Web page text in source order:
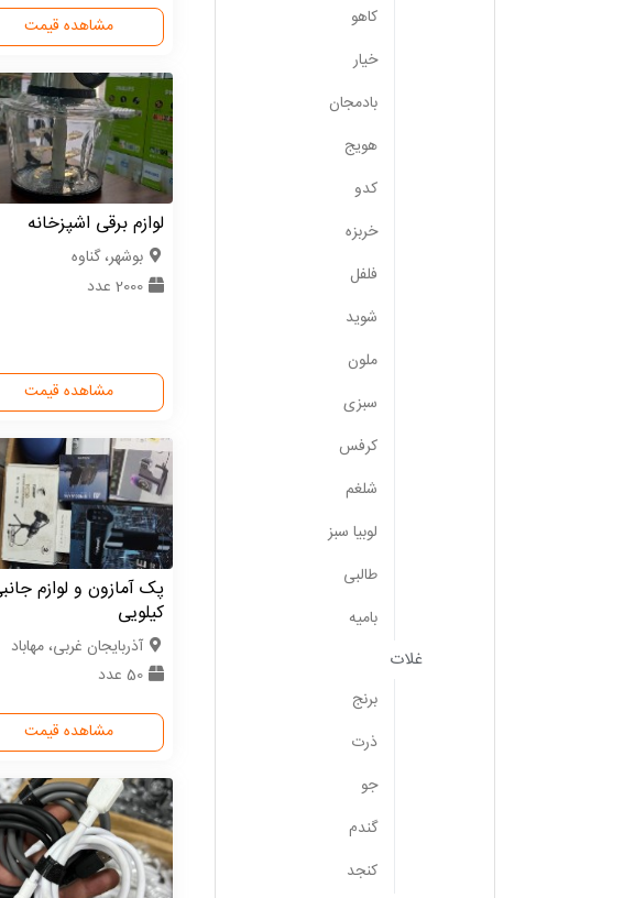
مشاهده قیمت
لوازم برقی اشپزخانه
بوشهر، گناوه
2000 عدد
مشاهده قیمت
پک آمازون و لوازم
کیلویی
آذربایجان غربی، مهاباد
50 عدد
مشاهده قیمت
کاهو
خیار
بادمجان
هویج
کدو
خربزه
فلفل
شوید
ملون
سبزی
کرفس
شلغم
لوبیا سبز
طالبی
بامیه
غلات
برنج
ذرت
جو
گندم
کنجد